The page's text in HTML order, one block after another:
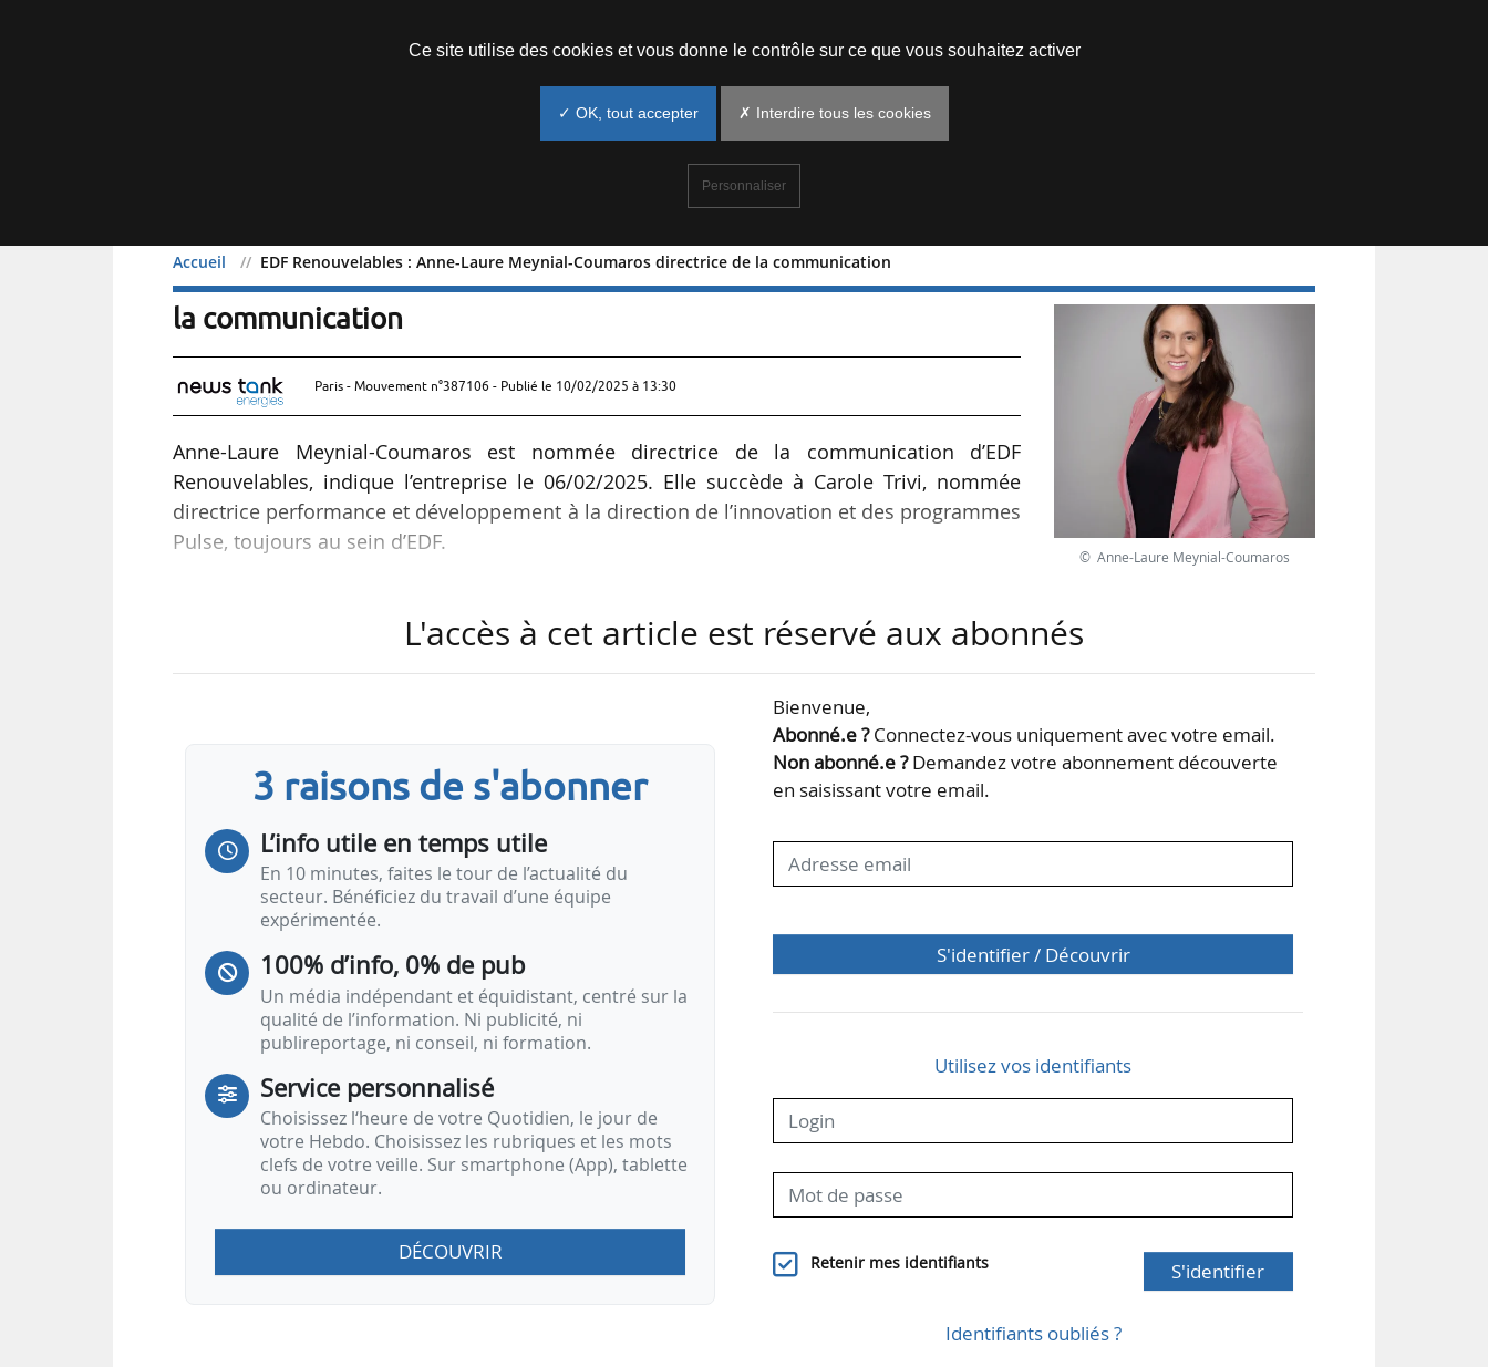
Accueil EDF Renouvelables : Anne-Laure Meynial-Coumaros directrice de la communication
EDF Renouvelables : Anne-Laure Meynial-Coumaros directrice de
la communication
Paris - Mouvement n°387106 - Publié le 10/02/2025 à 13:30
Anne-Laure Meynial-Coumaros est nommée directrice de la communication d’EDF
Renouvelables, indique l’entreprise le 06/02/2025. Elle succède à Carole Trivi, nommée
directrice performance et développement à la direction de l’innovation et des programmes
Pulse, toujours au sein d’EDF.
Framatome depuis février 2022, après avoir été déléguée communication d’EDF entre 2021
À son poste, elle sera en charge de la communication interne et du développement de
© Anne-Laure Meynial-Coumaros
L'accès à cet article est réservé aux abonnés
3 raisons de s'abonner
L’info utile en temps utile
En 10 minutes, faites le tour de l’actualité du
secteur. Bénéficiez du travail d’une équipe
expérimentée.
100% d’info, 0% de pub
Un média indépendant et équidistant, centré sur la
qualité de l’information. Ni publicité, ni
publireportage, ni conseil, ni formation.
Service personnalisé
Choisissez l‘heure de votre Quotidien, le jour de
votre Hebdo. Choisissez les rubriques et les mots
clefs de votre veille. Sur smartphone (App), tablette
ou ordinateur.
DÉCOUVRIR
Bienvenue,
Abonné.e ?Connectez-vous uniquement avec votre email.
Non abonné.e ?Demandez votre abonnement découverte
en saisissant votre email.
S'identifier / Découvrir
Utilisez vos identifiants
Retenir mes identifiants S'identifier
Identifiants oubliés ?
Ce site utilise des cookies et vous donne le contrôle sur ce que vous souhaitez activer
✓ OK, tout accepter ✗ Interdire tous les cookies
Personnaliser